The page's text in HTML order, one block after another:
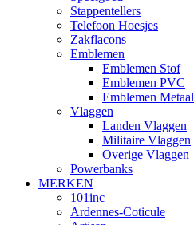
Stappentellers
Telefoon Hoesjes
Zakflacons
Emblemen
Emblemen Stof
Emblemen PVC
Emblemen Metaal
Vlaggen
Landen Vlaggen
Militaire Vlaggen
Overige Vlaggen
Powerbanks
MERKEN
101inc
Ardennes-Coticule